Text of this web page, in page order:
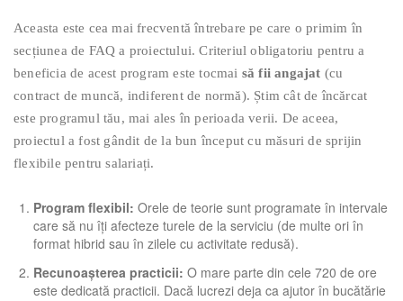
Aceasta este cea mai frecventă întrebare pe care o primim în
secțiunea de FAQ a proiectului. Criteriul obligatoriu pentru a
beneficia de acest program este tocmai să fii angajat (cu
contract de muncă, indiferent de normă). Știm cât de încărcat
este programul tău, mai ales în perioada verii. De aceea,
proiectul a fost gândit de la bun început cu măsuri de sprijin
flexibile pentru salariați.
Program flexibil: Orele de teorie sunt programate în intervale
care să nu îți afecteze turele de la serviciu (de multe ori în
format hibrid sau în zilele cu activitate redusă).
Recunoașterea practicii: O mare parte din cele 720 de ore
este dedicată practicii. Dacă lucrezi deja ca ajutor în bucătărie